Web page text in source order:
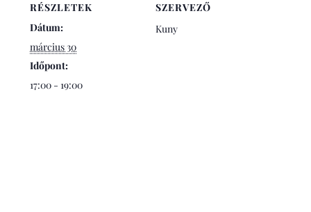
RÉSZLETEK
Dátum:
március 30
Időpont:
17:00 - 19:00
SZERVEZŐ
Kuny